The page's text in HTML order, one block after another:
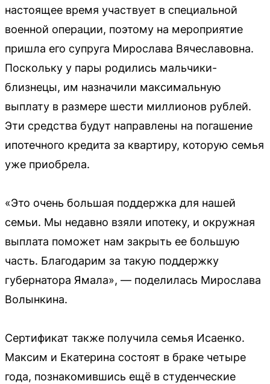
настоящее время участвует в специальной
военной операции, поэтому на мероприятие
пришла его супруга Мирослава Вячеславовна.
Поскольку у пары родились мальчики-
близнецы, им назначили максимальную
выплату в размере шести миллионов рублей.
Эти средства будут направлены на погашение
ипотечного кредита за квартиру, которую семья
уже приобрела.
«Это очень большая поддержка для нашей
семьи. Мы недавно взяли ипотеку, и окружная
выплата поможет нам закрыть ее большую
часть. Благодарим за такую поддержку
губернатора Ямала», — поделилась Мирослава
Волынкина.
Сертификат также получила семья Исаенко.
Максим и Екатерина состоят в браке четыре
года, познакомившись ещё в студенческие